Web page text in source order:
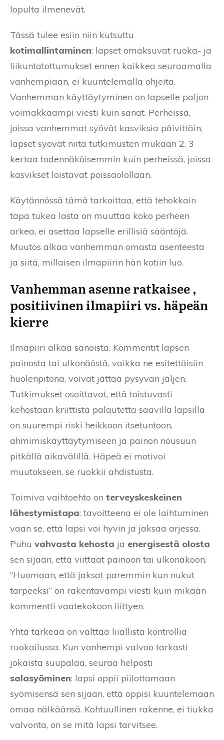
lopulta ilmenevät.
Tässä tulee esiin niin kutsuttu
kotimallintaminen: lapset omaksuvat ruoka- ja
liikuntatottumukset ennen kaikkea seuraamalla
vanhempiaan, ei kuuntelemalla ohjeita.
Vanhemman käyttäytyminen on lapselle paljon
voimakkaampi viesti kuin sanat. Perheissä,
joissa vanhemmat syövät kasviksia päivittäin,
lapset syövät niitä tutkimusten mukaan 2, 3
kertaa todennäköisemmin kuin perheissä, joissa
kasvikset loistavat poissaolollaan.
Käytännössä tämä tarkoittaa, että tehokkain
tapa tukea lasta on muuttaa koko perheen
arkea, ei asettaa lapselle erillisiä sääntöjä.
Muutos alkaa vanhemman omasta asenteesta
ja siitä, millaisen ilmapiirin hän kotiin luo.
Vanhemman asenne ratkaisee ,
positiivinen ilmapiiri vs. häpeän
kierre
Ilmapiiri alkaa sanoista. Kommentit lapsen
painosta tai ulkonäöstä, vaikka ne esitettäisiin
huolenpitona, voivat jättää pysyvän jäljen.
Tutkimukset osoittavat, että toistuvasti
kehostaan kriittistä palautetta saavilla lapsilla
on suurempi riski heikkoon itsetuntoon,
ahmimiskäyttäytymiseen ja painon nousuun
pitkällä aikavälillä. Häpeä ei motivoi
muutokseen, se ruokkii ahdistusta.
Toimiva vaihtoehto on terveyskeskeinen
lähestymistapa: tavoitteena ei ole laihtuminen
vaan se, että lapsi voi hyvin ja jaksaa arjessa.
Puhu vahvasta kehosta ja energisestä olosta
sen sijaan, että viittaat painoon tai ulkonäköön.
“Huomaan, että jaksat paremmin kun nukut
tarpeeksi” on rakentavampi viesti kuin mikään
kommentti vaatekokoon liittyen.
Yhtä tärkeää on välttää liiallista kontrollia
ruokailussa. Kun vanhempi valvoo tarkasti
jokaista suupalaa, seuraa helposti
salasyöminen: lapsi oppii piilottamaan
syömisensä sen sijaan, että oppisi kuuntelemaan
omaa nälkäänsä. Kohtuullinen rakenne, ei tiukka
valvonta, on se mitä lapsi tarvitsee.